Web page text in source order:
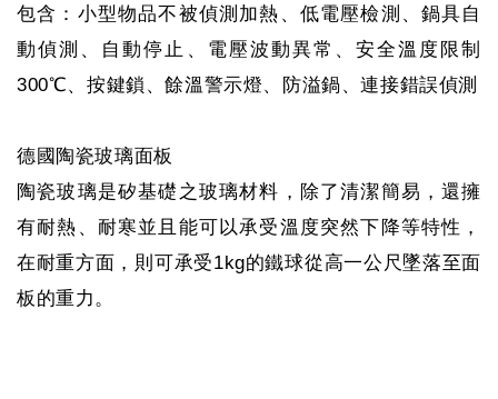
包含：小型物品不被偵測加熱、低電壓檢測、鍋具自
動偵測、自動停止、電壓波動異常、安全溫度限制
300℃、按鍵鎖、餘溫警示燈、防溢鍋、連接錯誤偵測
德國陶瓷玻璃面板
陶瓷玻璃是矽基礎之玻璃材料，除了清潔簡易，還擁
有耐熱、耐寒並且能可以承受溫度突然下降等特性，
在耐重方面，則可承受1kg的鐵球從高一公尺墜落至面
板的重力。